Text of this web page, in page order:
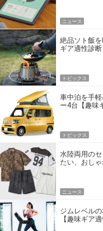
ニュース
絶品ソト飯
ギア適性診断
トピックス
車中泊を手
ー4台【趣味
トピックス
水陸両用の
たい、おし
ニュース
ジムレベル
【趣味ギア適